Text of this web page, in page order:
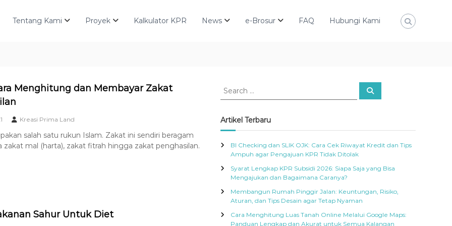
Tentang Kami Proyek Kalkulator KPR News e-Brosur FAQ Hubungi Kami
Menghitung dan Membayar Zakat
Kreasi Prima Land
salah satu rukun Islam. Zakat ini sendiri beragam
zakat mal (harta), zakat fitrah hingga zakat penghasilan.
Sahur Untuk Diet
S
r
c
f
r
S
Artikel Terbaru
BI Checking dan SLIK OJK: Cara Cek Riwayat Kredit dan Tips
Ampuh agar Pengajuan KPR Tidak Ditolak
Syarat Lengkap KPR Subsidi 2026: Siapa Saja yang Bisa
Mengajukan dan Bagaimana Caranya?
Membangun Rumah Pinggir Jalan: Keuntungan, Risiko,
Aturan, dan Tips Desain agar Tetap Nyaman
Cara Menghitung Luas Tanah Online Melalui Google Maps:
Panduan Lengkap dan Akurat untuk Semua Kalangan